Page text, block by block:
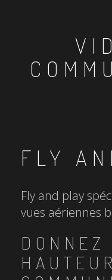
FLY
Fly and play
vues aériennes